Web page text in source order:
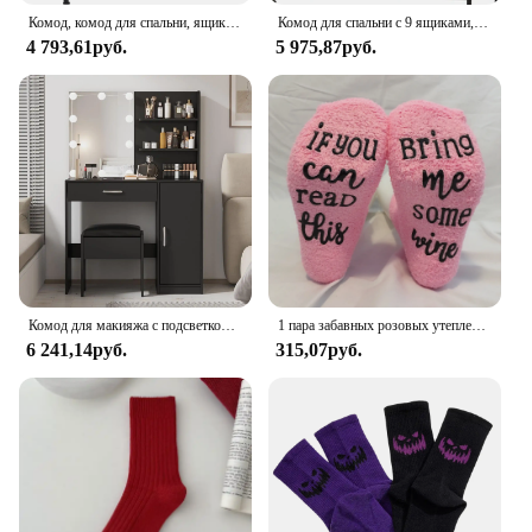
Комод, комод для спальни, ящик-органайзер, ящики для хранения, тканевая башня для хранения с 8 ящиками
4 793,61руб.
Комод для спальни с 9 ящиками, органайзер для тканевого шкафа, комод для ткани с металлической рамой и деревянной настольной башней для хранения
5 975,87руб.
Комод для макияжа с подсветкой, туалетный столик с зеркалом и подсветкой, большой ящик и двухъярусный шкаф для хранения вещей, белый/черный
6 241,14руб.
1 пара забавных розовых утепленных женских носков с надписью «Если вы можете прочитать это, принесите мне немного вина», мягкая и удобная грелка
315,07руб.